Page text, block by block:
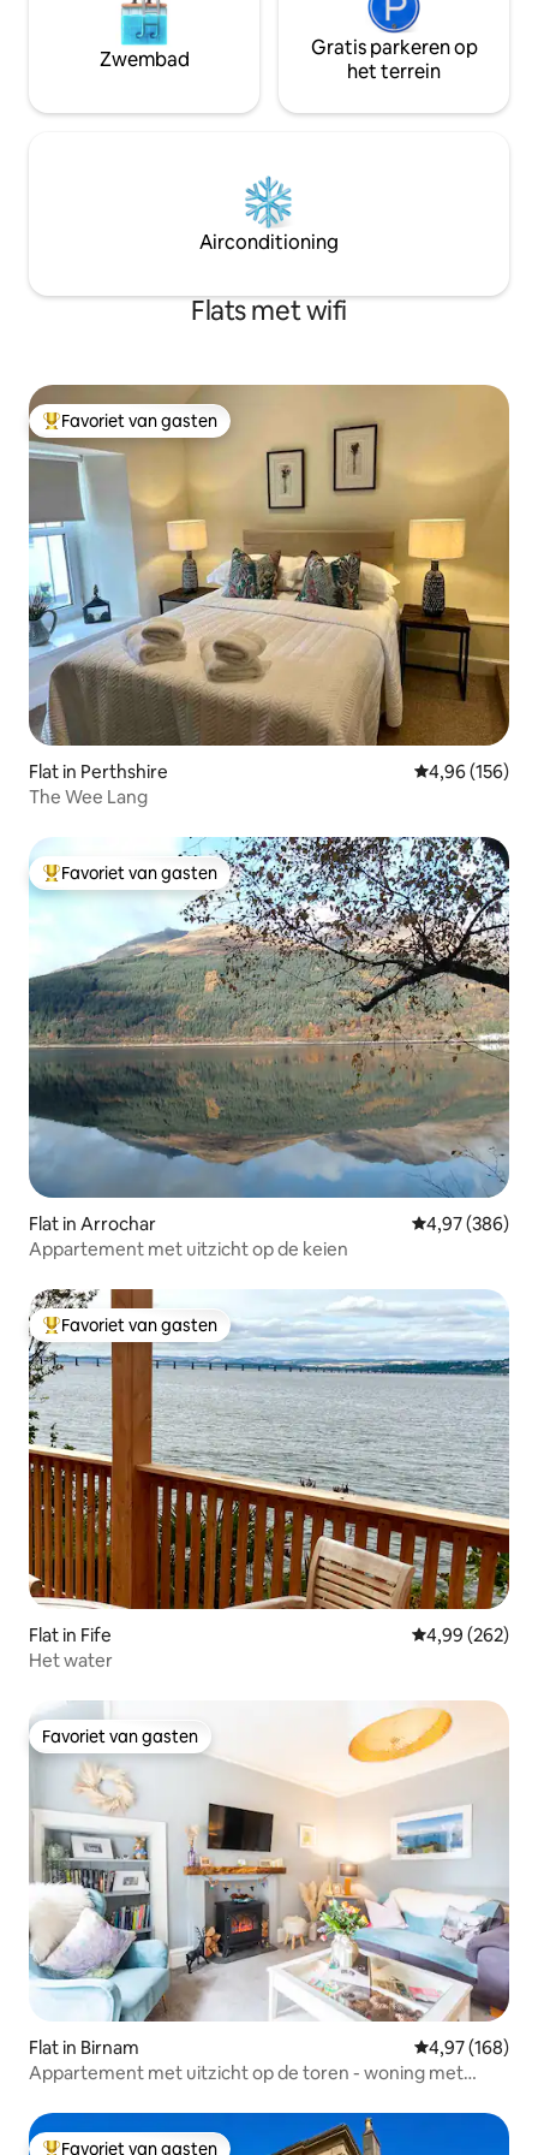
Zwembad
Gratis parkeren op
het terrein
Airconditioning
Flats met wifi
Topfavoriet van gasten
Favoriet van gasten
Flat in Perthshire Gemiddelde
4,96 (156)
The Wee Lang
Topfavoriet van gasten
Favoriet van gasten
Flat in Arrochar Gemiddelde
4,97 (386)
Appartement met uitzicht op de keien
Topfavoriet van gasten
Favoriet van gasten
Flat in Fife Gemiddelde
4,99 (262)
Het water
Favoriet van gasten
Favoriet van gasten
Flat in Birnam Gemiddelde
4,97 (168)
Appartement met uitzicht op de toren - woning met
Favoriet van gasten